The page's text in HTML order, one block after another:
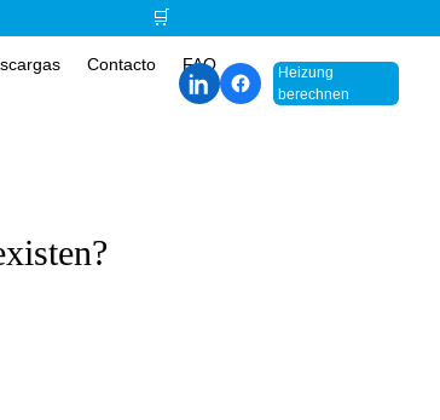
🛒
Contacto
FAQ
Heizung
berechnen